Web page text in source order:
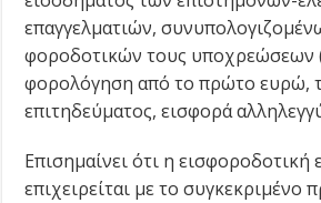
επαγγελματιών,
φοροδοτικών τους
φορολόγηση από το πρώτο ευρώ,
επιτηδεύματος, εισφορά
Επισημαίνει ότι η
επιχειρείται με το συγκεκριμένο